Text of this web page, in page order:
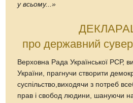
у всьому...»
про державний
Верховна Рада Української РСР,
України, прагнучи створити
суспільство,виходячи з потреб
прав і свобод людини, шануючи